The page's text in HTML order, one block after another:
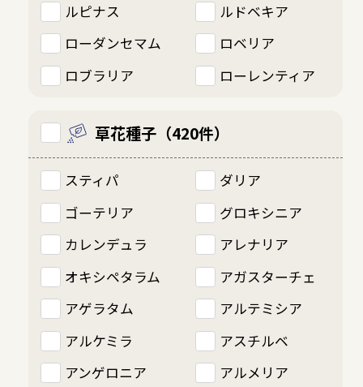
ルピナス
ルドベキア
ローダンセマム
ロベリア
ロブラリア
ローレンティア
草花種子（420件）
スティパ
ダリア
ゴーテリア
グロキシニア
カレンデュラ
アレナリア
オキシペタラム
アガスターチェ
アゲラタム
アルテミシア
アルケミラ
アスチルベ
アンゲロニア
アルメリア